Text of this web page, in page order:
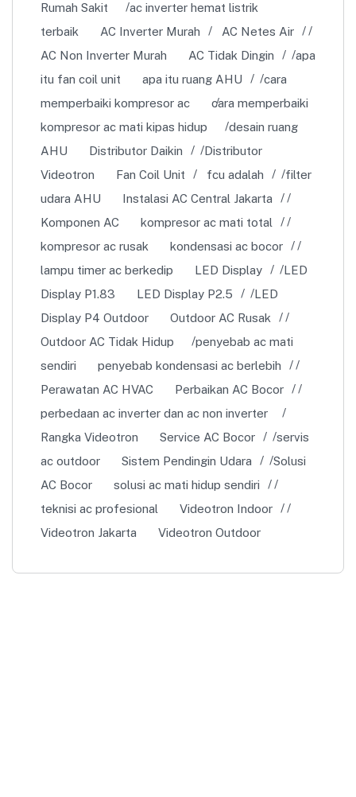
Rumah Sakit
ac inverter hemat listrik
terbaik
AC Inverter Murah
AC Netes Air
AC Non Inverter Murah
AC Tidak Dingin
apa
itu fan coil unit
apa itu ruang AHU
cara
memperbaiki kompresor ac
cara memperbaiki
kompresor ac mati kipas hidup
desain ruang
AHU
Distributor Daikin
Distributor
Videotron
Fan Coil Unit fcu adalah
filter
udara AHU
Instalasi AC Central Jakarta
Komponen AC
kompresor ac mati total
kompresor ac rusak
kondensasi ac bocor
lampu timer ac berkedip
LED Display
LED
Display P1.83
LED Display P2.5
LED
Display P4 Outdoor
Outdoor AC Rusak
Outdoor AC Tidak Hidup
penyebab ac mati
sendiri
penyebab kondensasi ac berlebih
Perawatan AC HVAC
Perbaikan AC Bocor
perbedaan ac inverter dan ac non inverter
Rangka Videotron
Service AC Bocor
servis
ac outdoor
Sistem Pendingin Udara
Solusi
AC Bocor
solusi ac mati hidup sendiri
teknisi ac profesional
Videotron Indoor
Videotron Jakarta
Videotron Outdoor